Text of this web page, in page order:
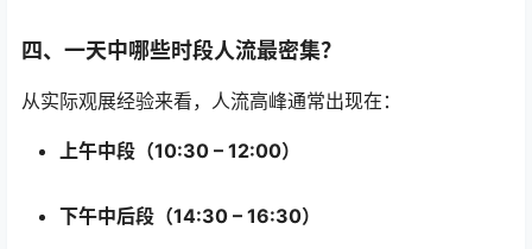
四、一天中哪些时段人流最密集？
从实际观展经验来看，人流高峰通常出现在：
上午中段（10:30 – 12:00）
下午中后段（14:30 – 16:30）